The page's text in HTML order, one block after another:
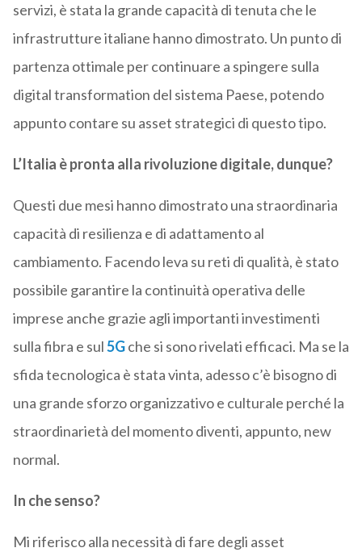
servizi, è stata la grande capacità di tenuta che le
infrastrutture italiane hanno dimostrato. Un punto di
partenza ottimale per continuare a spingere sulla
digital transformation del sistema Paese, potendo
appunto contare su asset strategici di questo tipo.
L’Italia è pronta alla rivoluzione digitale, dunque?
Questi due mesi hanno dimostrato una straordinaria
capacità di resilienza e di adattamento al
cambiamento. Facendo leva su reti di qualità, è stato
possibile garantire la continuità operativa delle
imprese anche grazie agli importanti investimenti
sulla fibra e sul5Gche si sono rivelati efficaci. Ma se la
sfida tecnologica è stata vinta, adesso c’è bisogno di
una grande sforzo organizzativo e culturale perché la
straordinarietà del momento diventi, appunto, new
normal.
In che senso?
Mi riferisco alla necessità di fare degli asset